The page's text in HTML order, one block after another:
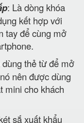
: Là dòng khóa
kết hợp với
tay để cùng mở
thẻ từ để mở
nên được dùng
mini cho khách
sắ xuất khẩu